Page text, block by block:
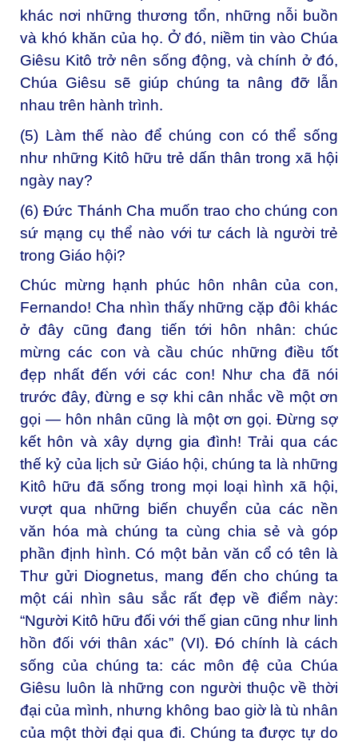
khác nơi những thương tổn, những nỗi buồn
và khó khăn của họ. Ở đó, niềm tin vào Chúa
Giêsu Kitô trở nên sống động, và chính ở đó,
Chúa Giêsu sẽ giúp chúng ta nâng đỡ lẫn
nhau trên hành trình.
(5) Làm thế nào để chúng con có thể sống
như những Kitô hữu trẻ dấn thân trong xã hội
ngày nay?
(6) Đức Thánh Cha muốn trao cho chúng con
sứ mạng cụ thể nào với tư cách là người trẻ
trong Giáo hội?
Chúc mừng hạnh phúc hôn nhân của con,
Fernando! Cha nhìn thấy những cặp đôi khác
ở đây cũng đang tiến tới hôn nhân: chúc
mừng các con và cầu chúc những điều tốt
đẹp nhất đến với các con! Như cha đã nói
trước đây, đừng e sợ khi cân nhắc về một ơn
gọi — hôn nhân cũng là một ơn gọi. Đừng sợ
kết hôn và xây dựng gia đình! Trải qua các
thế kỷ của lịch sử Giáo hội, chúng ta là những
Kitô hữu đã sống trong mọi loại hình xã hội,
vượt qua những biến chuyển của các nền
văn hóa mà chúng ta cùng chia sẻ và góp
phần định hình. Có một bản văn cổ có tên là
Thư gửi Diognetus, mang đến cho chúng ta
một cái nhìn sâu sắc rất đẹp về điểm này:
“Người Kitô hữu đối với thế gian cũng như linh
hồn đối với thân xác” (VI). Đó chính là cách
sống của chúng ta: các môn đệ của Chúa
Giêsu luôn là những con người thuộc về thời
đại của mình, nhưng không bao giờ là tù nhân
của một thời đại qua đi. Chúng ta được tự do